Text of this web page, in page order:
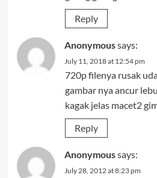
Reply
Anonymoussays:
July 11, 2018 at 12:54 pm
720p filenya rusak
gambar nya ancur
kagak jelas macet2
Reply
Anonymoussays:
July 28, 2012 at 8:23 pm